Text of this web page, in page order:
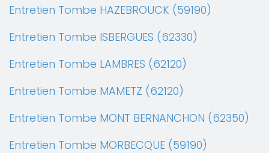
Entretien Tombe HAZEBROUCK (59190)
Entretien Tombe ISBERGUES (62330)
Entretien Tombe LAMBRES (62120)
Entretien Tombe MAMETZ (62120)
Entretien Tombe MONT BERNANCHON (62350)
Entretien Tombe MORBECQUE (59190)